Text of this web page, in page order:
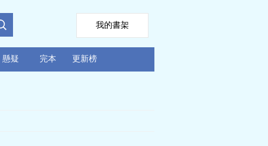
我的書架
懸疑 完本 更新榜